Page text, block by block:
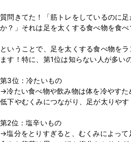
質問きてた！「筋トレをしているのに
か？」それは足を太くする食べ物を食
ということで、足を太くする食べ物を
ます！特に、第1位は知らない人が多い
第3位：冷たいもの
→冷たい食べ物や飲み物は体を冷やす
低下やむくみにつながり、足が太りやす
第2位：塩辛いもの
→塩分をとりすぎると、むくみによっ